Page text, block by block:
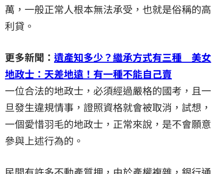
萬，一般正常人根本無法承受，也就是俗稱的高
利貸。
更多新聞： 遺產知多少？繼承方式有三種 美女
地政士：天差地遠！有一種不能自己賣
一位合法的地政士，必須經過嚴格的國考，且一
旦發生違規情事，證照資格就會被取消，試想，
一個愛惜羽毛的地政士，正常來說，是不會願意
參與上述行為的。